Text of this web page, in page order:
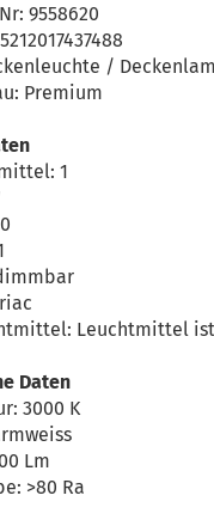
9558620
/
Premium
1
Leuchtmittel
Daten
3000 K
Lm
>80 Ra